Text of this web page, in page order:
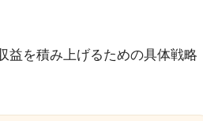
益を積み上げるための具体戦略